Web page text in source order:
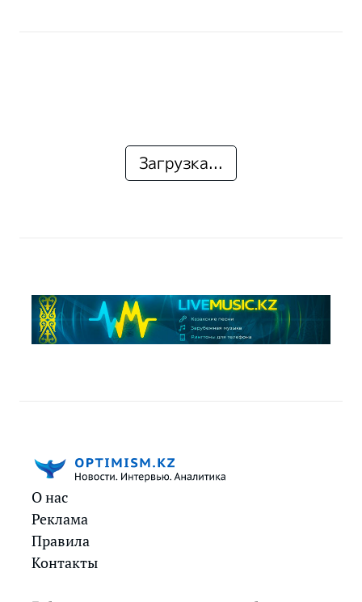
Загрузка...
О нас
Реклама
Правила
Контакты